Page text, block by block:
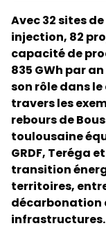
Avec 32 sites
injection, 82
capacité de
835 GWh par
son rôle dans
travers les
rebours de
toulousaine
GRDF, Teréga
transition
territoires,
décarbonation
infrastructures.